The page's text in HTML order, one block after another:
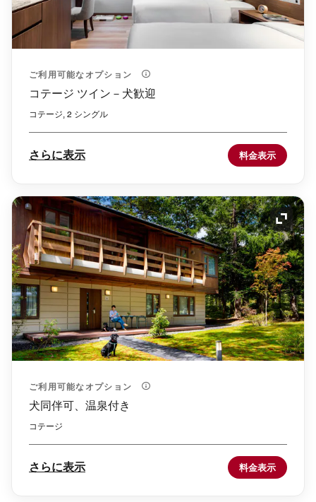
ご利用可能なオプション
コテージ ツイン－犬歓迎
コテージ, 2 シングル
さらに表示 料金表示
アイ
ご利用可能なオプション
犬同伴可、温泉付き
コテージ
さらに表示 料金表示